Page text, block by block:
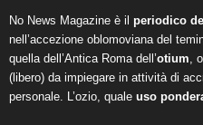
No News Magazine è il periodico
nell’accezione oblomoviana del
quella dell’Antica Roma dell’otium,
(libero) da impiegare in attività di
personale. L’ozio, quale uso